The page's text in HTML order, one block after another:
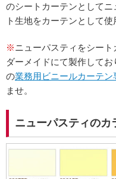
のシートカーテンとして
ト生地をカーテンとして
※ニューパスティをシー
ダーメイドにて製作して
の業務用ビニールカーテ
ませ。
ニューパスティのカ